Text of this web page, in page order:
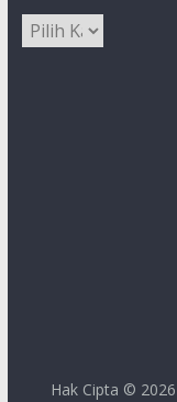
Hak Cipta © 2026